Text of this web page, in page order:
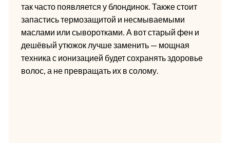
так часто появляется у блондинок. Также стоит
запастись термозащитой и несмываемыми
маслами или сыворотками. А вот старый фен и
дешёвый утюжок лучше заменить — мощная
техника с ионизацией будет сохранять здоровье
волос, а не превращать их в солому.